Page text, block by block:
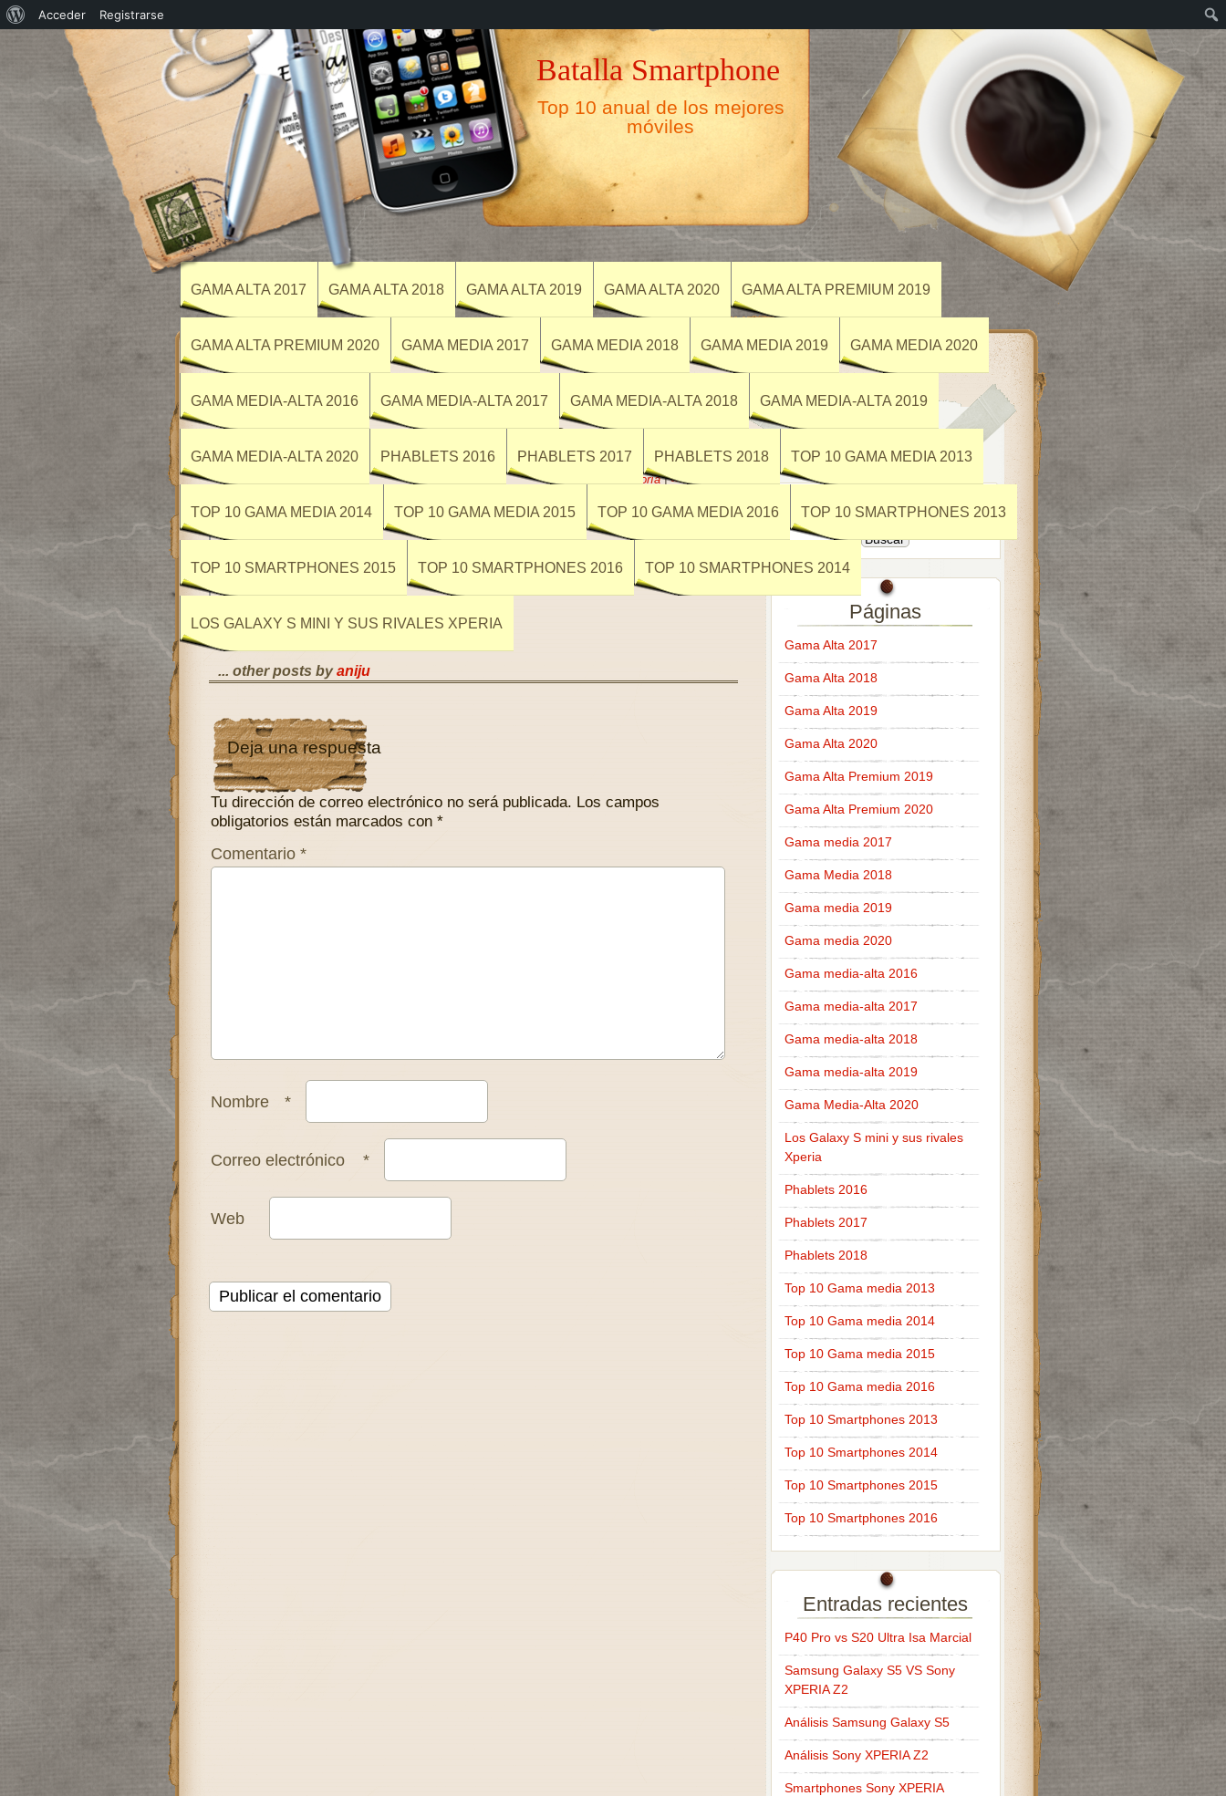
Batalla Smartphone
Top 10 anual de los mejores
móviles
GAMA ALTA 2017 GAMA ALTA 2018 GAMA ALTA 2019 GAMA ALTA 2020 GAMA ALTA PREMIUM 2019
GAMA ALTA PREMIUM 2020 GAMA MEDIA 2017 GAMA MEDIA 2018 GAMA MEDIA 2019 GAMA MEDIA 2020
GAMA MEDIA-ALTA 2016 GAMA MEDIA-ALTA 2017 GAMA MEDIA-ALTA 2018 GAMA MEDIA-ALTA 2019
GAMA MEDIA-ALTA 2020 PHABLETS 2016 PHABLETS 2017 PHABLETS 2018 TOP 10 GAMA MEDIA 2013
TOP 10 GAMA MEDIA 2014 TOP 10 GAMA MEDIA 2015 TOP 10 GAMA MEDIA 2016 TOP 10 SMARTPHONES 2013
TOP 10 SMARTPHONES 2015 TOP 10 SMARTPHONES 2016 TOP 10 SMARTPHONES 2014
LOS GALAXY S MINI Y SUS RIVALES XPERIA
∞ Smartphones Sony XPERIA
Posted by Anibal on 9 junio, 2014 @ 7:20 pm
Sin categoría|∞
... other posts byaniju
Deja una respuesta
Tu dirección de correo electrónico no será publicada. Los campos
obligatorios están marcados con *
Comentario *
Nombre *
Correo electrónico *
Web
Páginas
Gama Alta 2017
Gama Alta 2018
Gama Alta 2019
Gama Alta 2020
Gama Alta Premium 2019
Gama Alta Premium 2020
Gama media 2017
Gama Media 2018
Gama media 2019
Gama media 2020
Gama media-alta 2016
Gama media-alta 2017
Gama media-alta 2018
Gama media-alta 2019
Gama Media-Alta 2020
Los Galaxy S mini y sus rivales
Xperia
Phablets 2016
Phablets 2017
Phablets 2018
Top 10 Gama media 2013
Top 10 Gama media 2014
Top 10 Gama media 2015
Top 10 Gama media 2016
Top 10 Smartphones 2013
Top 10 Smartphones 2014
Top 10 Smartphones 2015
Top 10 Smartphones 2016
Entradas recientes
P40 Pro vs S20 Ultra Isa Marcial
Samsung Galaxy S5 VS Sony
XPERIA Z2
Análisis Samsung Galaxy S5
Análisis Sony XPERIA Z2
Smartphones Sony XPERIA
Acerca
WordPress
Acceder Registrarse